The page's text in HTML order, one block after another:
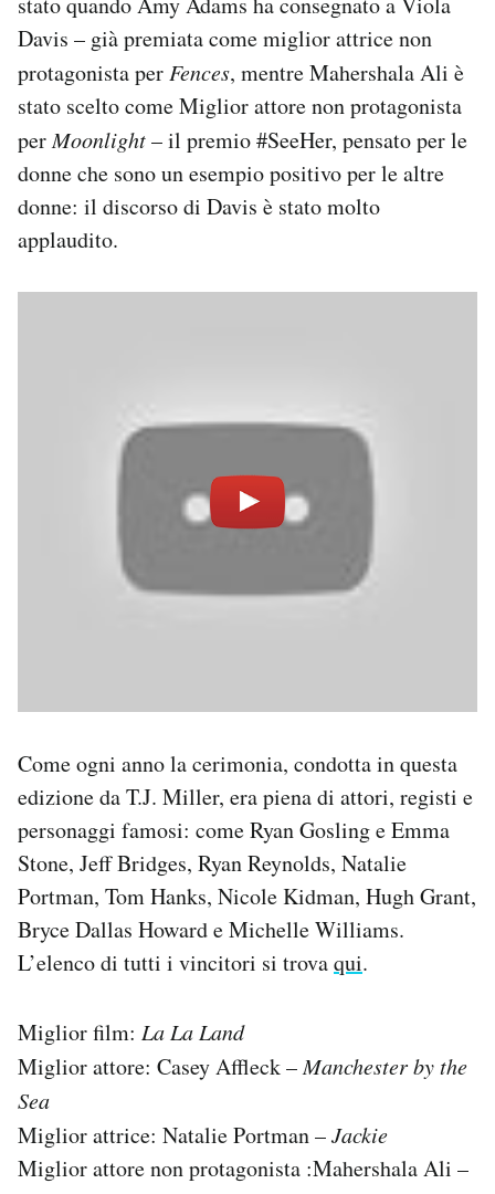
Davis – già premiata come miglior attrice non
protagonista per Fences, mentre Mahershala Ali è
stato scelto come Miglior attore non protagonista
perMoonlight– il premio #SeeHer, pensato per le
donne che sono un esempio positivo per le altre
donne: il discorso di Davis è stato molto
applaudito.
Come ogni anno la cerimonia, condotta in questa
edizione da T.J. Miller, era piena di attori, registi e
personaggi famosi: come Ryan Gosling e Emma
Stone, Jeff Bridges, Ryan Reynolds, Natalie
Portman, Tom Hanks, Nicole Kidman, Hugh Grant,
Bryce Dallas Howard e Michelle Williams.
L’elenco di tutti i vincitori si trovaqui.
Miglior film: La La Land
Miglior attore: Casey Affleck –Manchester by the
Sea
Miglior attrice: Natalie Portman –Jackie
Miglior attore non protagonista :Mahershala Ali –